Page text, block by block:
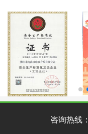
咨询热线：